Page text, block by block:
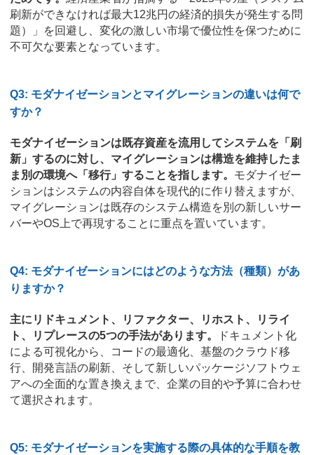
刷新ができなければ最大12兆円の経済的損失が発生する問
題）」を回避し、変化の激しい市場で優位性を保つために
不可欠な要素となっています。
Q3: モダナイゼーションとマイグレーションの違いは何で
すか？
モダナイゼーションは既存資産を流用してシステムを「刷
新」するのに対し、マイグレーションは構造を維持したま
ま別の環境へ「移行」することを指します。 モダナイゼー
ションはシステムの内容自体を現代的に作り替えますが、
マイグレーションは既存のシステム構造を別の新しいサー
バーやOS上で再現することに重点を置いています。
Q4: モダナイゼーションにはどのような方法（種類）があ
りますか？
主にリドキュメント、リファクター、リホスト、リライ
ト、リプレースの5つの手法があります。
ドキュメント化
による可視化から、コードの最適化、基盤のクラウド移
行、開発言語の刷新、そして新しいパッケージソフトウェ
アへの全面的な置き換えまで、企業の目的や予算に合わせ
て選択されます。
Q5: モダナイゼーションを実施する際の具体的な手順を教